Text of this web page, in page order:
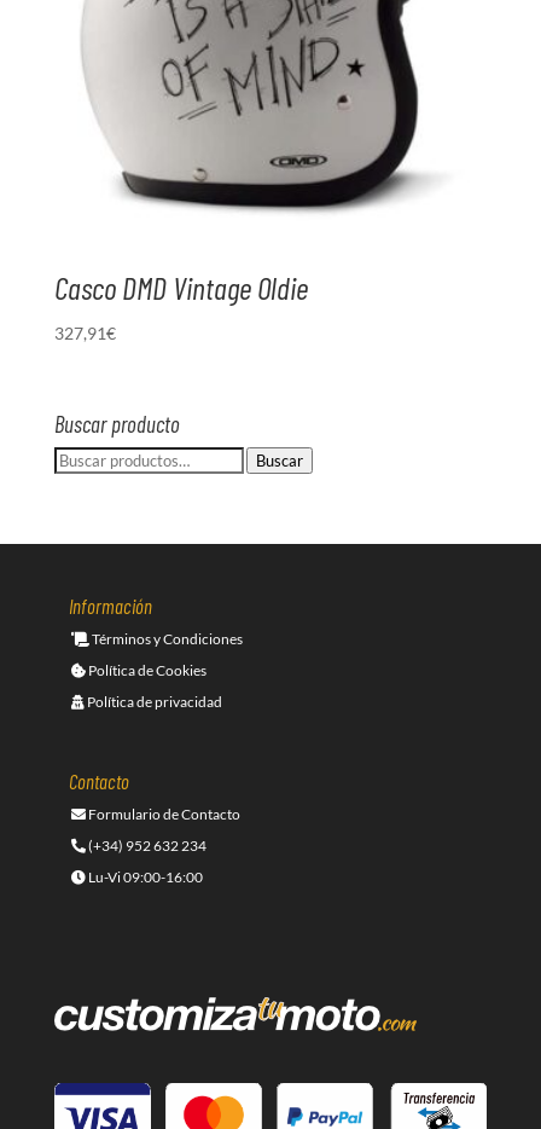
Casco DMD Vintage Oldie
327,91€
Buscar producto
Buscar
Buscar
Información
Términos y Condiciones
Política de Cookies
Política de privacidad
Contacto
Formulario de Contacto
(+34) 952 632 234
Lu-Vi 09:00-16:00